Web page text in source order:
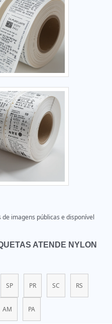
imagens públicas e disponível
ATENDE NYLON
SP PR SC RS
AM PA